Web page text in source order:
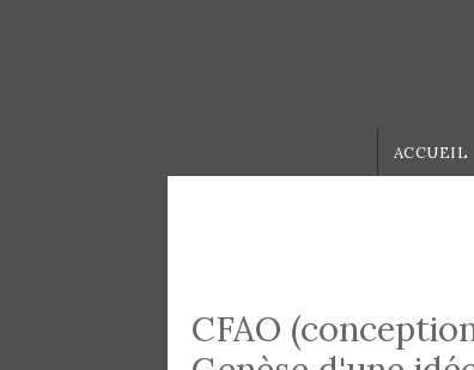
ACCUEIL
CFAO